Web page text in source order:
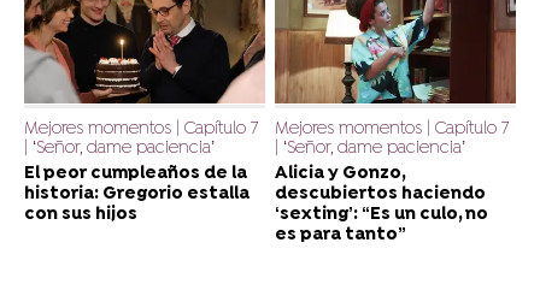
Mejores momentos | Capítulo 7
| ‘Señor, dame paciencia’
El peor cumpleaños de la
historia: Gregorio estalla
con sus hijos
Mejores momentos | Capítulo 7
| ‘Señor, dame paciencia’
Alicia y Gonzo,
descubiertos haciendo
‘sexting’: “Es un culo, no
es para tanto”